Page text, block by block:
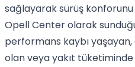
sağlayarak sürüş konforunu
Opell Center olarak
performans kaybı
olan veya yakıt